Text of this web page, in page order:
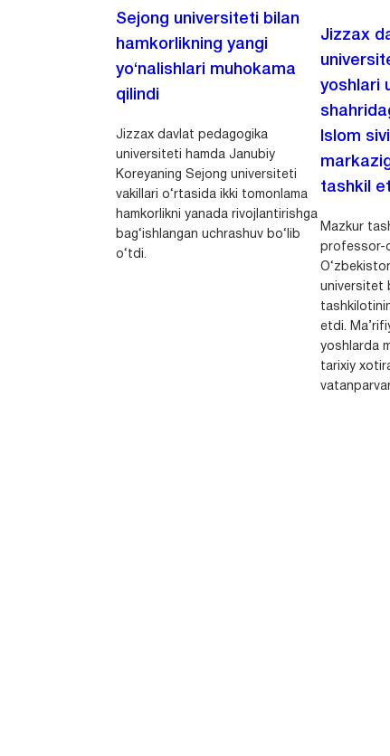
Sejong universiteti bilan
hamkorlikning yangi
yo‘nalishlari muhokama
qilindi
Jizzax davlat pedagogika
universiteti hamda Janubiy
Koreyaning Sejong universiteti
vakillari o‘rtasida ikki tomonlama
hamkorlikni yanada rivojlantirishga
bag‘ishlangan uchrashuv bo‘lib
o‘tdi.
Jizzax
yoshlari
Islom
tashkil
Mazkur
professor-
universitet
etdi.
yoshlarda
tarixiy